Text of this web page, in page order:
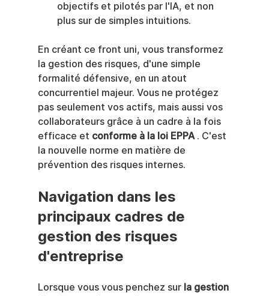
objectifs et pilotés par l'IA, et non
plus sur de simples intuitions.
En créant ce front uni, vous transformez
la gestion des risques, d'une simple
formalité défensive, en un atout
concurrentiel majeur. Vous ne protégez
pas seulement vos actifs, mais aussi vos
collaborateurs grâce à un cadre à la fois
efficace et conforme à la loi EPPA . C'est
la nouvelle norme en matière de
prévention des risques internes.
Navigation dans les
principaux cadres de
gestion des risques
d'entreprise
Lorsque vous vous penchez sur la gestion